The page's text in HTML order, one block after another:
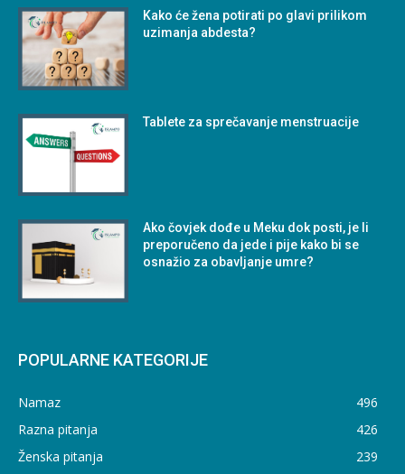
Kako će žena potirati po glavi prilikom
uzimanja abdesta?
Tablete za sprečavanje menstruacije
Ako čovjek dođe u Meku dok posti, je li
preporučeno da jede i pije kako bi se
osnažio za obavljanje umre?
POPULARNE KATEGORIJE
Namaz
496
Razna pitanja
426
Ženska pitanja
239